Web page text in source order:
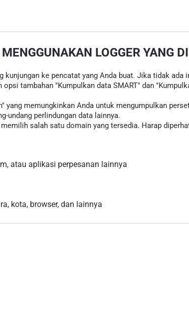
LOGGER YANG
ke pencatat yang Anda buat. Jika tidak
tambahan "Kumpulkan data SMART" dan
memungkinkan Anda untuk mengumpulkan
undang perlindungan data lainnya.
salah satu domain yang tersedia. Harap
atau aplikasi perpesanan lainnya
kota, browser, dan lainnya